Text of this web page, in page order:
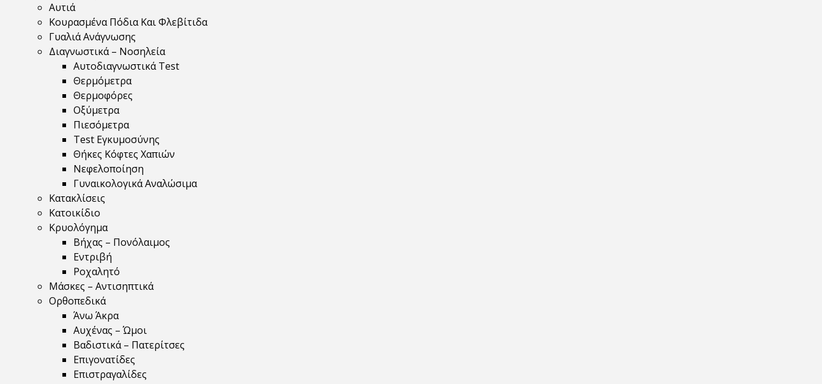
Αυτιά
Κουρασμένα Πόδια Και Φλεβίτιδα
Γυαλιά Ανάγνωσης
Διαγνωστικά – Νοσηλεία
Αυτοδιαγνωστικά Test
Θερμόμετρα
Θερμοφόρες
Οξύμετρα
Πιεσόμετρα
Test Εγκυμοσύνης
Θήκες Κόφτες Χαπιών
Νεφελοποίηση
Γυναικολογικά Αναλώσιμα
Κατακλίσεις
Κατοικίδιο
Κρυολόγημα
Βήχας – Πονόλαιμος
Εντριβή
Ροχαλητό
Μάσκες – Αντισηπτικά
Ορθοπεδικά
Άνω Άκρα
Αυχένας – Ώμοι
Βαδιστικά – Πατερίτσες
Επιγονατίδες
Επιστραγαλίδες